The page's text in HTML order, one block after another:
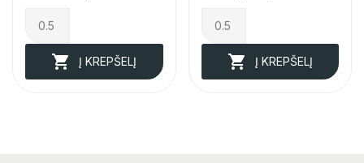
 Į KREPŠELĮ  Į KREPŠELĮ